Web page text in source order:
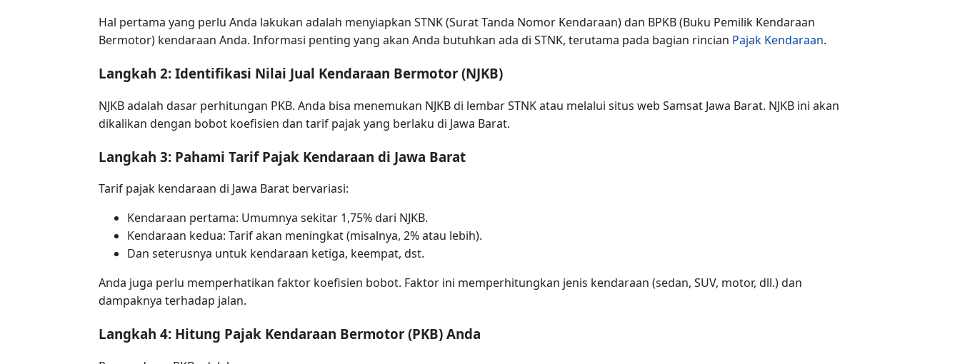
Hal pertama yang perlu Anda lakukan adalah menyiapkan STNK (Surat Tanda Nomor Kendaraan) dan BPKB (Buku Pemilik Kendaraan
Bermotor) kendaraan Anda. Informasi penting yang akan Anda butuhkan ada di STNK, terutama pada bagian rincian Pajak Kendaraan.
Langkah 2: Identifikasi Nilai Jual Kendaraan Bermotor (NJKB)
NJKB adalah dasar perhitungan PKB. Anda bisa menemukan NJKB di lembar STNK atau melalui situs web Samsat Jawa Barat. NJKB ini akan
dikalikan dengan bobot koefisien dan tarif pajak yang berlaku di Jawa Barat.
Langkah 3: Pahami Tarif Pajak Kendaraan di Jawa Barat
Tarif pajak kendaraan di Jawa Barat bervariasi:
Kendaraan pertama: Umumnya sekitar 1,75% dari NJKB.
Kendaraan kedua: Tarif akan meningkat (misalnya, 2% atau lebih).
Dan seterusnya untuk kendaraan ketiga, keempat, dst.
Anda juga perlu memperhatikan faktor koefisien bobot. Faktor ini memperhitungkan jenis kendaraan (sedan, SUV, motor, dll.) dan
dampaknya terhadap jalan.
Langkah 4: Hitung Pajak Kendaraan Bermotor (PKB) Anda